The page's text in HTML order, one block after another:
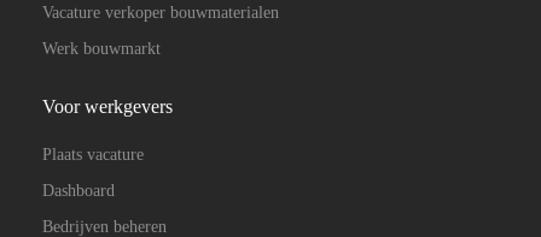
Vacature verkoper bouwmaterialen
Werk bouwmarkt
Voor werkgevers
Plaats vacature
Dashboard
Bedrijven beheren